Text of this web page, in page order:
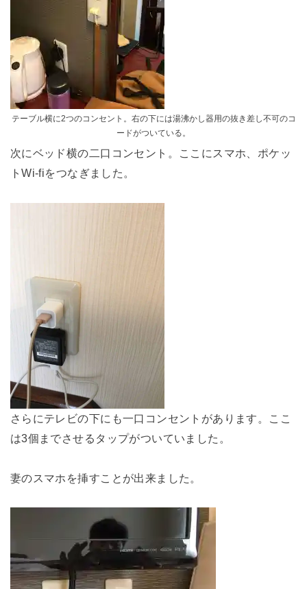
テーブル横に2つのコンセント。右の下には湯沸かし器用の抜き差し不可のコ
ードがついている。
次にベッド横の二口コンセント。ここにスマホ、ポケッ
トWi-fiをつなぎました。
さらにテレビの下にも一口コンセントがあります。ここ
は3個までさせるタップがついていました。
妻のスマホを挿すことが出来ました。